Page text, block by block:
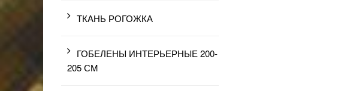
ТКАНЬ РОГОЖКА
ГОБЕЛЕНЫ ИНТЕРЬЕРНЫЕ 200-
205 СМ